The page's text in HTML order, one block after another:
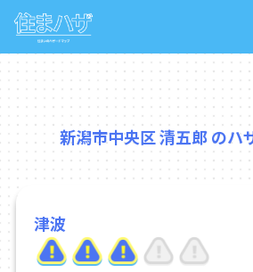
新潟市中央区 清五郎 のハ
津波